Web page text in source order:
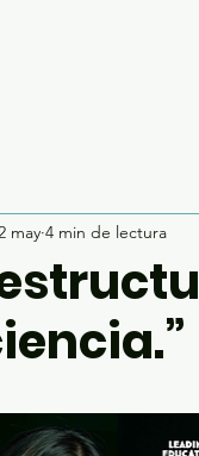
may 4 min de lectura